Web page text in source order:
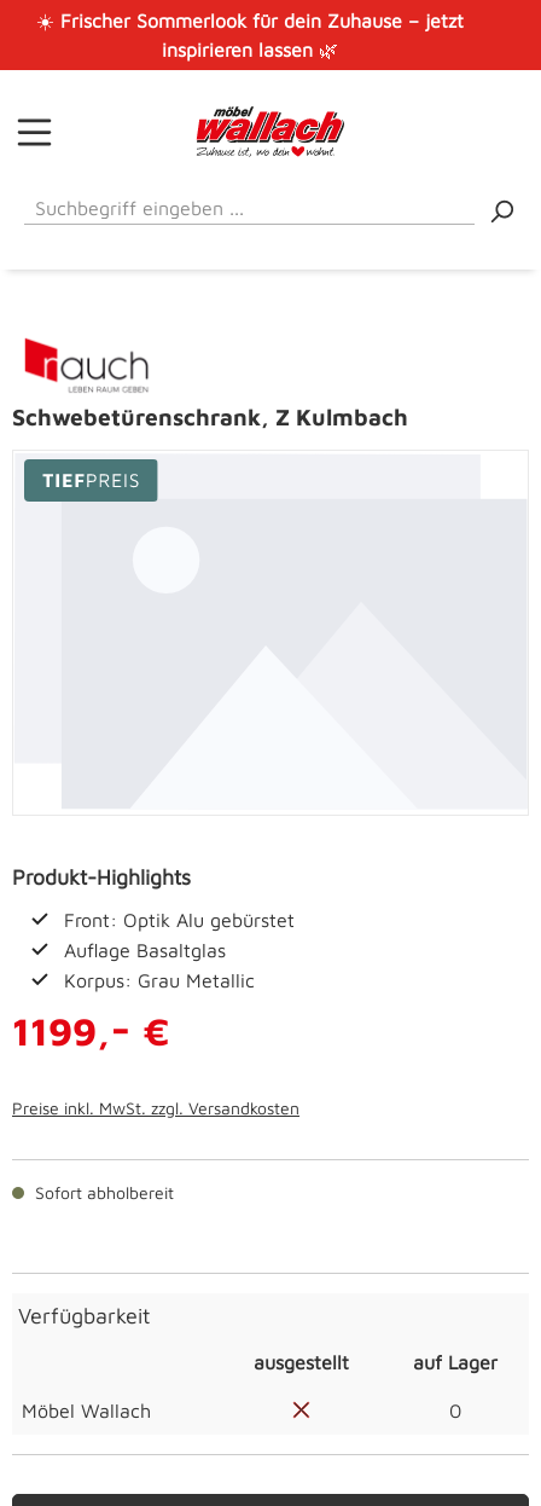
Zum Hauptinhalt springen
☀️ Frischer Sommerlook für dein Zuhause – jetzt
inspirieren lassen🌿
Bildergalerie überspringen
Schwebetürenschrank, Z Kulmbach
Produkt-Highlights
Front: Optik Alu gebürstet
Auflage Basaltglas
Korpus: Grau Metallic
1199,- €
Preise inkl. MwSt. zzgl. Versandkosten
Sofort abholbereit
Verfügbarkeit
ausgestellt auf Lager
Möbel Wallach 0